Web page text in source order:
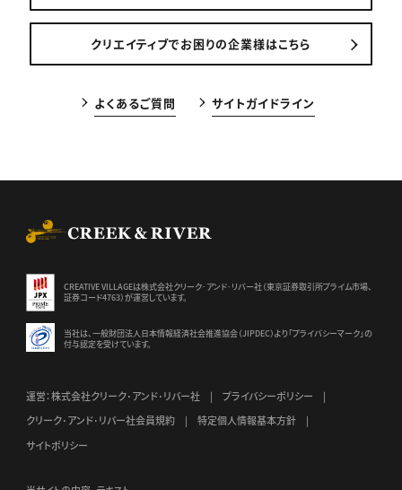
クリエイティブでお困りの企業様はこちら
よくあるご質問 サイトガイドライン
CREATIVE VILLAGEは株式会社クリーク･アンド･リバー社（東京証券取引所プライム市場、
証券コード4763）が運営しています。
当社は、一般財団法人日本情報経済社会推進協会（JIPDEC）より 「プライバシーマーク」の
付与認定を受けています。
運営：株式会社クリーク･アンド･リバー社
プライバシーポリシー
クリーク･アンド･リバー社会員規約
特定個人情報基本方針
サイトポリシー